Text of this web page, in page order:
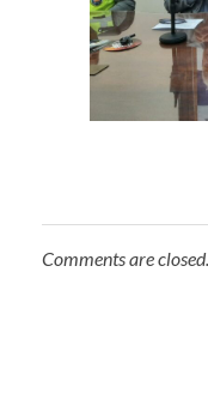
Comments are closed.